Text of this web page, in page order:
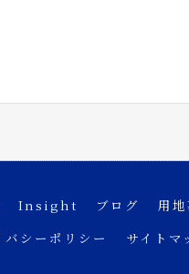
Insight ブログ 用
バシーポリシー サイトマ